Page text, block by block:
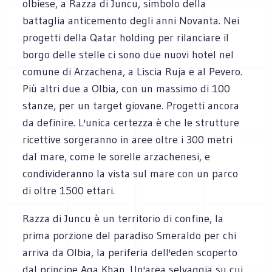
olbiese, a Razza di Juncu, simbolo della
battaglia anticemento degli anni Novanta. Nei
progetti della Qatar holding per rilanciare il
borgo delle stelle ci sono due nuovi hotel nel
comune di Arzachena, a Liscia Ruja e al Pevero.
Più altri due a Olbia, con un massimo di 100
stanze, per un target giovane. Progetti ancora
da definire. L'unica certezza è che le strutture
ricettive sorgeranno in aree oltre i 300 metri
dal mare, come le sorelle arzachenesi, e
condivideranno la vista sul mare con un parco
di oltre 1500 ettari.
Razza di Juncu è un territorio di confine, la
prima porzione del paradiso Smeraldo per chi
arriva da Olbia, la periferia dell'eden scoperto